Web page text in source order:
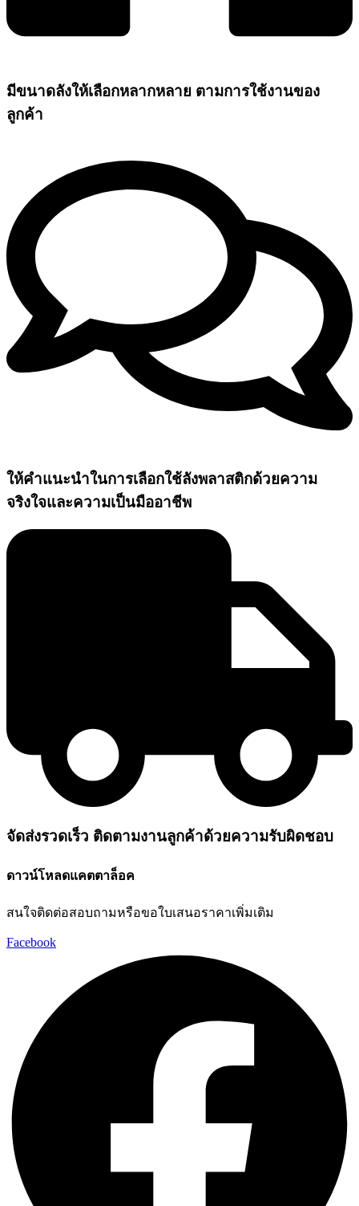
มีขนาดลังให้เลือกหลากหลาย ตามการใช้งานของ
ลูกค้า
ให้คำแนะนำในการเลือกใช้ลังพลาสติกด้วยความ
จริงใจและความเป็นมืออาชีพ
จัดส่งรวดเร็ว ติดตามงานลูกค้าด้วยความรับผิดชอบ
ดาวน์โหลดแคตตาล็อค
สนใจติดต่อสอบถามหรือขอใบเสนอราคาเพิ่มเติม
Facebook